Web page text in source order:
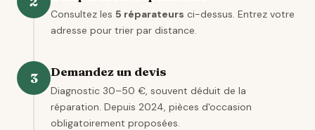
Consultez les 5 réparateurs ci-dessus. Entrez votre
adresse pour trier par distance.
3 Demandez un devis
Diagnostic 30–50 €, souvent déduit de la
réparation. Depuis 2024, pièces d'occasion
obligatoirement proposées.